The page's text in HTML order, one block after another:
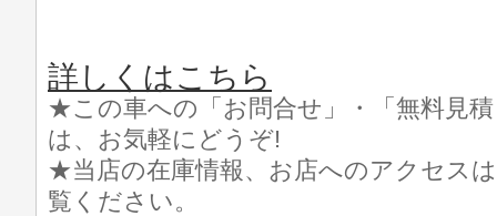
詳しくはこちら
★この車への「お問合せ」・「無料見
は、お気軽にどうぞ!
★当店の在庫情報、お店へのアクセス
覧ください。